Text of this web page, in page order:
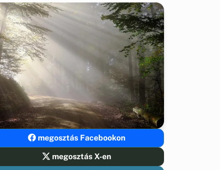
megosztás Facebookon
megosztás X-en